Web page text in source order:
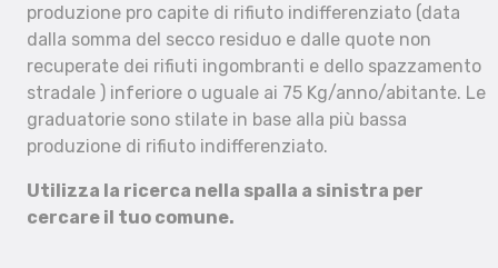
produzione pro capite di rifiuto indifferenziato (data
dalla somma del secco residuo e dalle quote non
recuperate dei rifiuti ingombranti e dello spazzamento
stradale ) inferiore o uguale ai 75 Kg/anno/abitante. Le
graduatorie sono stilate in base alla più bassa
produzione di rifiuto indifferenziato.
Utilizza la ricerca nella spalla a sinistra per
cercare il tuo comune.